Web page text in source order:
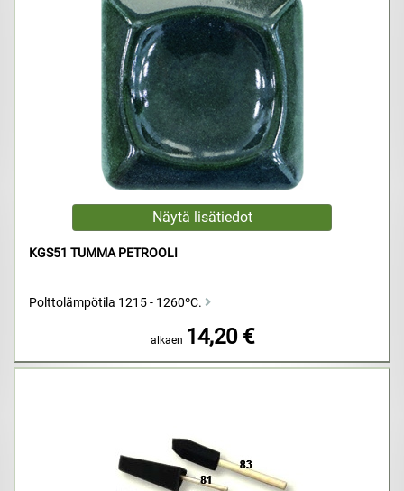
KGS51 TUMMA PETROOLI
Polttolämpötila 1215 - 1260ºC.
alkaen 14,20 €